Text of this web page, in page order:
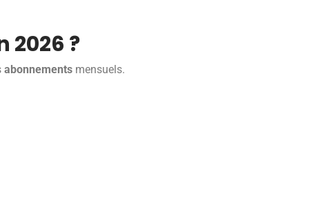
2026 ?
abonnementsmensuels.